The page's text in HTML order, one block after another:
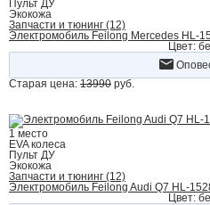
Пульт ДУ
Экокожа
Запчасти и тюнинг (12)
Электромобиль Feilong Mercedes HL-
Цвет:
Старая цена: 13990 руб.
1 место
EVA колеса
Пульт ДУ
Экокожа
Запчасти и тюнинг (12)
Электромобиль Feilong Audi Q7 HL-
Цвет: